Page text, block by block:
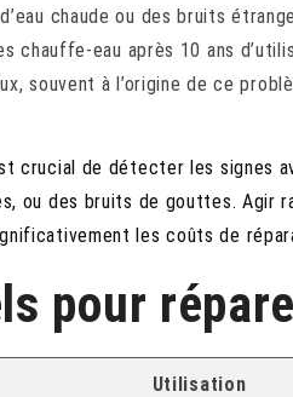
chaude ou des bruits
chauffe-eau après 10 ans
souvent à l’origine de ce
crucial de détecter les signes
ou des bruits de gouttes. Agir
les coûts de
pour
Utilisation